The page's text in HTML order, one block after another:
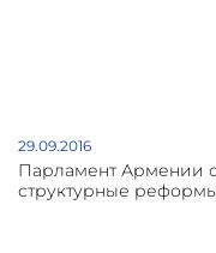
29.09.2016
Парламент Армении
структурные